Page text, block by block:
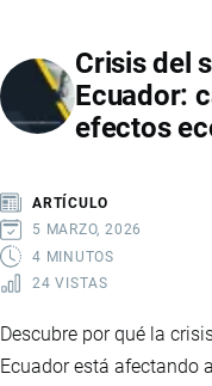
QUE
LA
EL
DESAFÍO
DE
Crisis del
Ecuador:
efectos
ARTÍCULO
5 MARZO, 2026
4 MINUTOS
24 VISTAS
Descubre por qué la
Ecuador está afectando